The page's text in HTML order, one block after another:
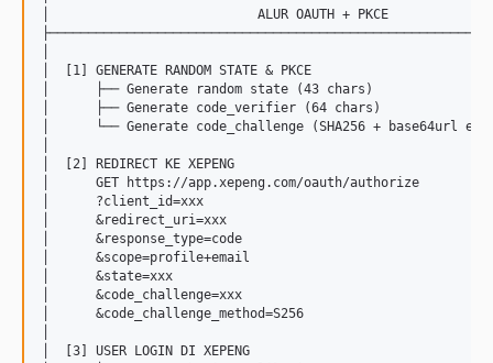
│                           ALUR OAUTH + PKCE
│  [1] GENERATE RANDOM STATE & PKCE
│      ├── Generate random state (43 chars)
│      ├── Generate code_verifier (64 chars)
│      └── Generate code_challenge (SHA256 +
│  [2] REDIRECT KE XEPENG
│      GET https://app.xepeng.com/oauth/authorize
│      ?client_id=xxx
│      &redirect_uri=xxx
│      &response_type=code
│      &scope=profile+email
│      &state=xxx
│      &code_challenge=xxx
│      &code_challenge_method=S256
│  [3] USER LOGIN DI XEPENG